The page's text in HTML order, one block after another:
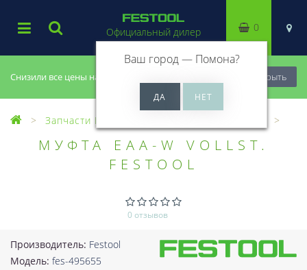
Снизили все цены на 20%, успей купить! Закрыть
Официальный дилер
Ваш город — Помона?
0
Запчасти Festool
МУФТА EAA-W VOLLST.
FESTOOL
0 отзывов
Производитель: Festool
Модель: fes-495655